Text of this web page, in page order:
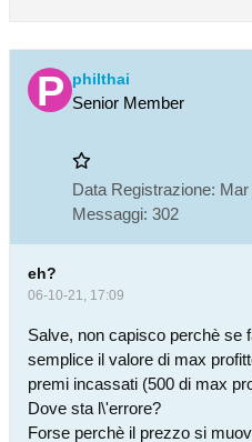
philthai
Senior Member
Data Registrazione: Mar
Messaggi: 302
eh?
06-10-21, 17:09
Salve, non capisco perchè se
semplice il valore di max
premi incassati (500 di max
Dove sta l\'errore?
Forse perchè il prezzo si